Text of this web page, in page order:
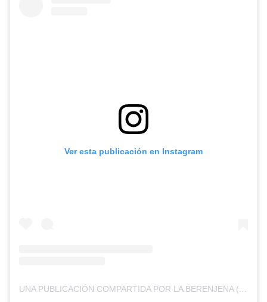
Ver esta publicación en Instagram
UNA PUBLICACIÓN COMPARTIDA POR LA BERENJENA (@LABERENJENAPIZZA)